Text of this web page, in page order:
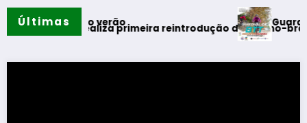
Últimas
do verão
realiza primeira reintrodução de coelho-bravo em
Guarda